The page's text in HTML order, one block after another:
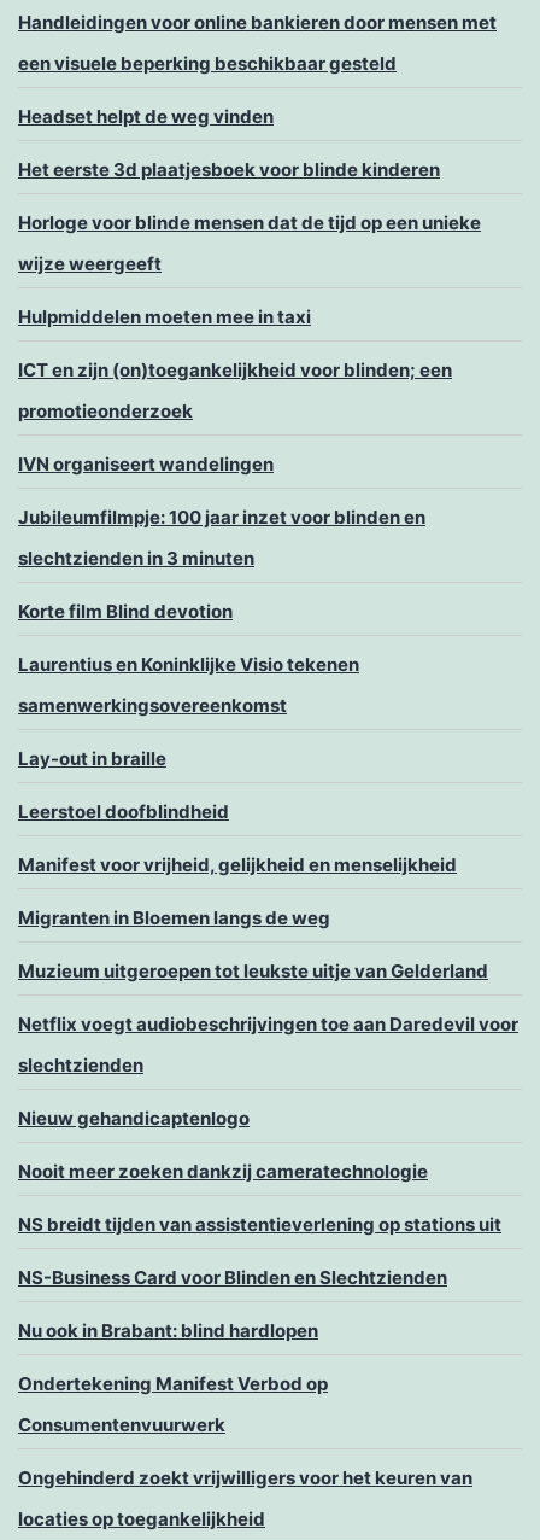
Handleidingen voor online bankieren door mensen met
een visuele beperking beschikbaar gesteld
Headset helpt de weg vinden
Het eerste 3d plaatjesboek voor blinde kinderen
Horloge voor blinde mensen dat de tijd op een unieke
wijze weergeeft
Hulpmiddelen moeten mee in taxi
ICT en zijn (on)toegankelijkheid voor blinden; een
promotieonderzoek
IVN organiseert wandelingen
Jubileumfilmpje: 100 jaar inzet voor blinden en
slechtzienden in 3 minuten
Korte film Blind devotion
Laurentius en Koninklijke Visio tekenen
samenwerkingsovereenkomst
Lay-out in braille
Leerstoel doofblindheid
Manifest voor vrijheid, gelijkheid en menselijkheid
Migranten in Bloemen langs de weg
Muzieum uitgeroepen tot leukste uitje van Gelderland
Netflix voegt audiobeschrijvingen toe aan Daredevil voor
slechtzienden
Nieuw gehandicaptenlogo
Nooit meer zoeken dankzij cameratechnologie
NS breidt tijden van assistentieverlening op stations uit
NS-Business Card voor Blinden en Slechtzienden
Nu ook in Brabant: blind hardlopen
Ondertekening Manifest Verbod op
Consumentenvuurwerk
Ongehinderd zoekt vrijwilligers voor het keuren van
locaties op toegankelijkheid